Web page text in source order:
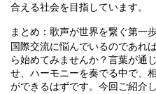
合える社会を目指しています。
まとめ：歌声が世界を繋ぐ第一
国際交流に悩んでいるのであれ
ら始めてみませんか？言葉が通
せ、ハーモニーを奏でる中で、
ができるはずです。今回ご紹介